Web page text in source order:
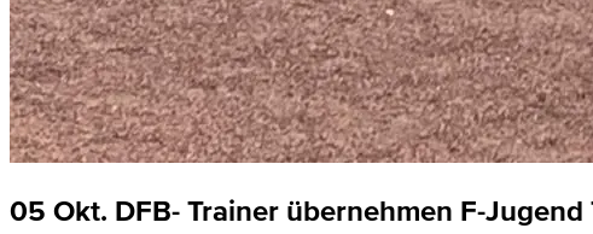
05 Okt. DFB- Trainer übernehmen F-Jugend